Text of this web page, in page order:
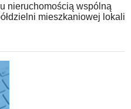
nieruchomością wspólną
mieszkaniowej lokali